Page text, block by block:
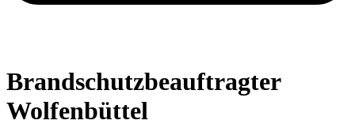
Brandschutzbeauftragter
Wolfenbüttel